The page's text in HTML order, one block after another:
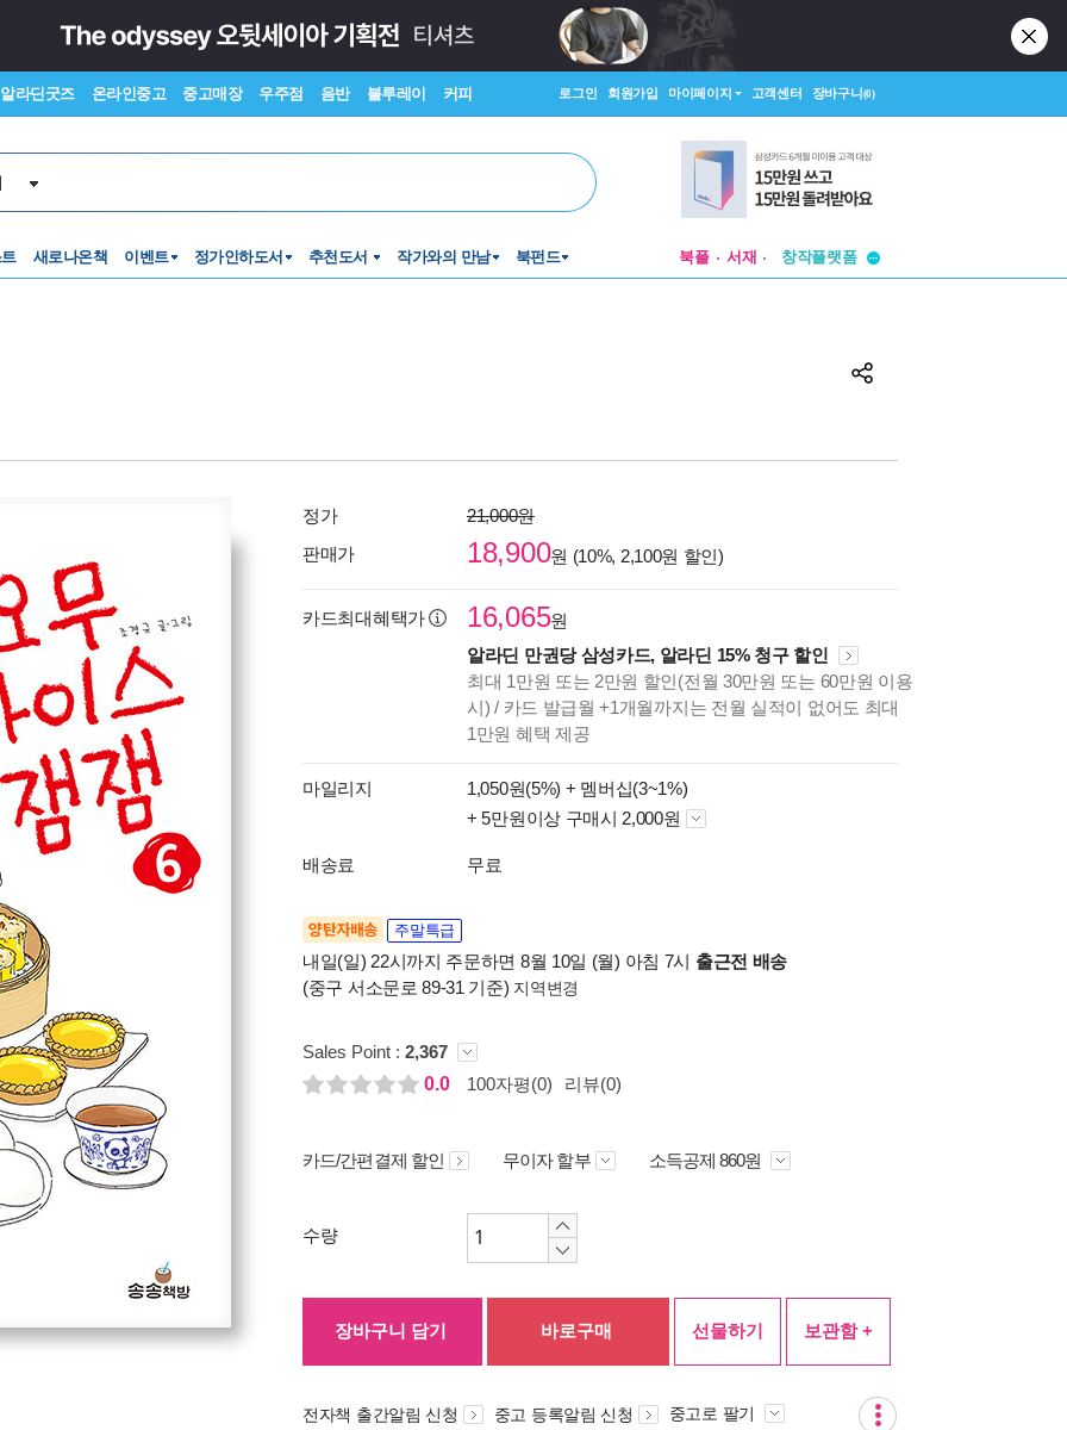
알라딘굿즈 온라인중고 중고매장 우주점 음반 블루레이 커피 로그인 회원가입 마이페이지 고객센터 장바구니(0)
새로나온책 이벤트 정가인하도서 추천도서 작가와의 만남 북펀드 북플 서재
창작플랫폼
정가
21,000원
판매가
18,900원 (10%, 2,100원 할인)
카드최대혜택가 16,065원
알라딘 만권당 삼성카드, 알라딘 15% 청구 할인
최대 1만원 또는 2만원 할인(전월 30만원 또는 60만원 이용
시) / 카드 발급월 +1개월까지는 전월 실적이 없어도 최대
1만원 혜택 제공
마일리지 1,050원(5%) + 멤버십(3~1%)
+ 5만원이상 구매시 2,000원
배송료 무료
양탄자배송 주말특급
내일(일) 22시까지 주문하면 8월 10일 (월) 아침 7시 출근전 배송
(중구 서소문로 89-31 기준) 지역변경
Sales Point : 2,367
0.0
100자평(0) 리뷰(0)
카드/간편결제 할인 무이자 할부 소득공제 860원
수량
장바구니 담기 바로구매 선물하기 보관함 +
전자책 출간알림 신청 중고 등록알림 신청 중고로 팔기